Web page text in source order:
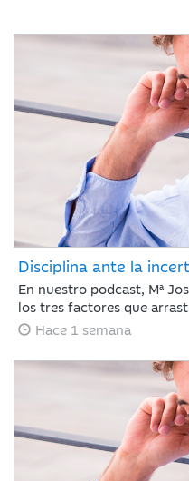
Disciplina ante la
En nuestro podcast, Mª
los tres factores que
a su segunda semana de
fuertes correcciones en
resultados de Alphabet y
del BCE con los tipos en
arancelarias de EE. UU.
los inversores cambian las
promesas, ahora se
generación de caja.
Hace 1 semana